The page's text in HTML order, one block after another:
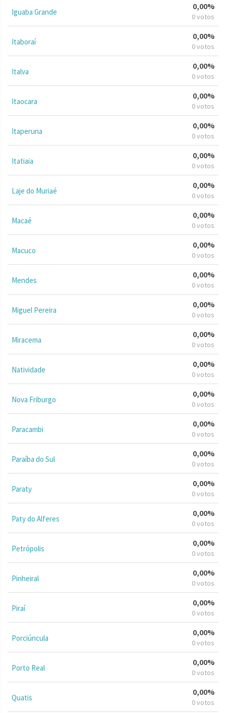
Iguaba Grande
0,00%
0 votos
Itaboraí
0,00%
0 votos
Italva
0,00%
0 votos
Itaocara
0,00%
0 votos
Itaperuna
0,00%
0 votos
Itatiaia
0,00%
0 votos
Laje do Muriaé
0,00%
0 votos
Macaé
0,00%
0 votos
Macuco
0,00%
0 votos
Mendes
0,00%
0 votos
Miguel Pereira
0,00%
0 votos
Miracema
0,00%
0 votos
Natividade
0,00%
0 votos
Nova Friburgo
0,00%
0 votos
Paracambi
0,00%
0 votos
Paraíba do Sul
0,00%
0 votos
Paraty
0,00%
0 votos
Paty do Alferes
0,00%
0 votos
Petrópolis
0,00%
0 votos
Pinheiral
0,00%
0 votos
Piraí
0,00%
0 votos
Porciúncula
0,00%
0 votos
Porto Real
0,00%
0 votos
Quatis
0,00%
0 votos